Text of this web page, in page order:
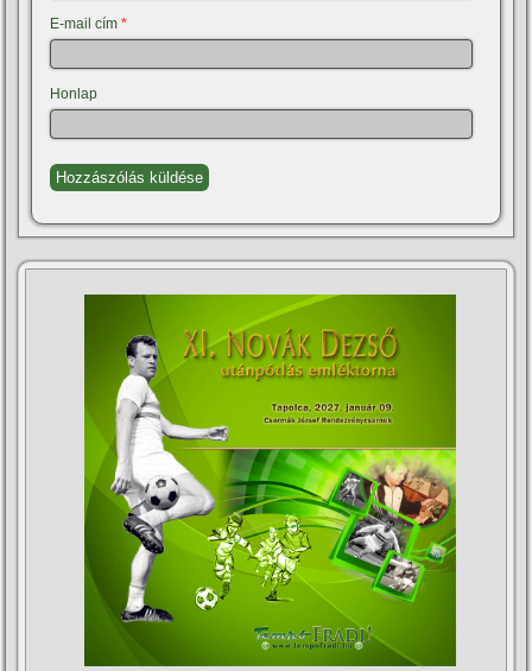
E-mail cím*
Honlap